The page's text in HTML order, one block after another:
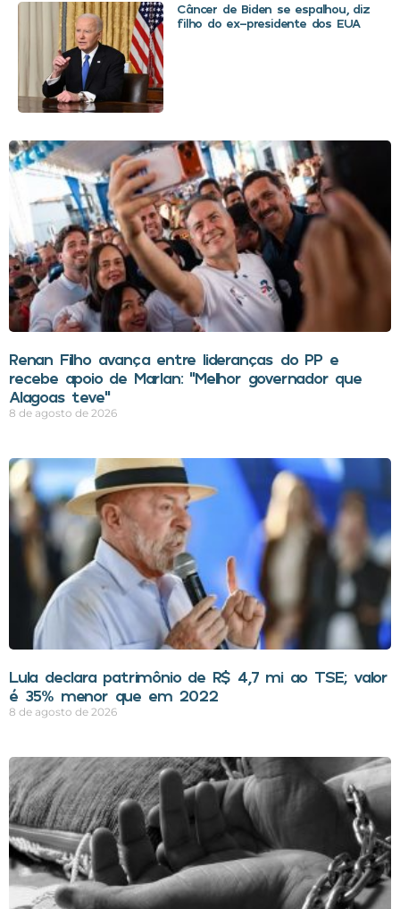
Câncer de Biden se espalhou, diz
filho do ex-presidente dos EUA
Renan Filho avança entre lideranças do PP e
recebe apoio de Marlan: “Melhor governador que
Alagoas teve”
8 de agosto de 2026
Lula declara patrimônio de R$ 4,7 mi ao TSE; valor
é 35% menor que em 2022
8 de agosto de 2026